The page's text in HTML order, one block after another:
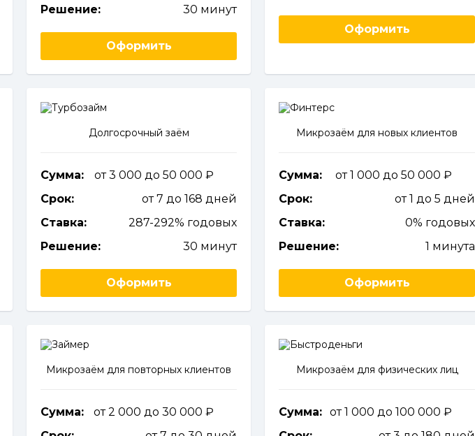
Решение:
30 минут
Оформить
Оформить
Долгосрочный заём
Сумма:
от 3 000 до 50 000
Срок:
от 7 до 168 дней
Ставка:
287-292% годовых
Решение:
30 минут
Оформить
Микрозаём для новых клиентов
Сумма:
от 1 000 до 50 000
Срок:
от 1 до 5 дней
Ставка:
0% годовых
Решение:
1 минута
Оформить
Микрозаём для повторных клиентов
Сумма:
от 2 000 до 30 000
Микрозаём для физических лиц
Сумма: от 1 000 до 100 000